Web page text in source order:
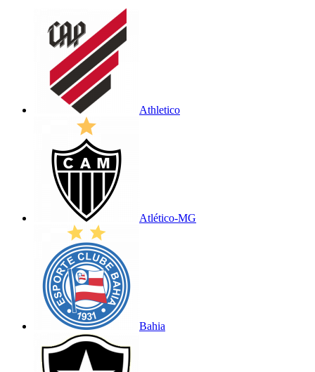
Athletico
Atlético-MG
Bahia